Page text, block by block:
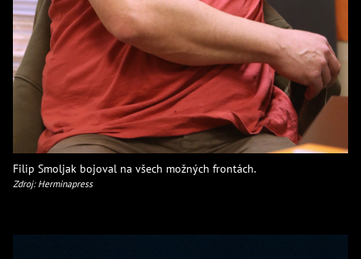
Filip Smoljak bojoval na všech možných frontách.
Zdroj: Herminapress